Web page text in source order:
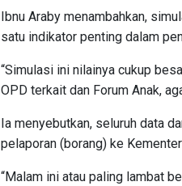
Ibnu Araby menambahkan,
satu indikator penting dalam
“Simulasi ini nilainya cukup
OPD terkait dan Forum Anak,
Ia menyebutkan, seluruh data
pelaporan (borang) ke
“Malam ini atau paling lambat